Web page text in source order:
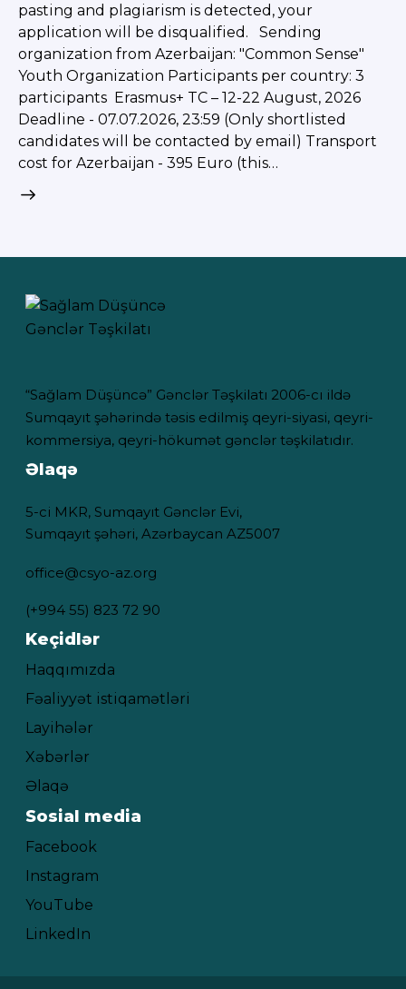
pasting and plagiarism is detected, your
application will be disqualified. Sending
organization from Azerbaijan: "Common Sense"
Youth Organization Participants per country: 3
participants Erasmus+ TC – 12-22 August, 2026
Deadline - 07.07.2026, 23:59 (Only shortlisted
candidates will be contacted by email) Transport
cost for Azerbaijan - 395 Euro (this…
“Sağlam Düşüncə” Gənclər Təşkilatı 2006-cı ildə
Sumqayıt şəhərində təsis edilmiş qeyri-siyasi, qeyri-
kommersiya, qeyri-hökumət gənclər təşkilatıdır.
Əlaqə
5-ci MKR, Sumqayıt Gənclər Evi,
Sumqayıt şəhəri, Azərbaycan AZ5007
office@csyo-az.org
(+994 55) 823 72 90
Keçidlər
Haqqımızda
Fəaliyyət istiqamətləri
Layihələr
Xəbərlər
Əlaqə
Sosial media
Facebook
Instagram
YouTube
LinkedIn